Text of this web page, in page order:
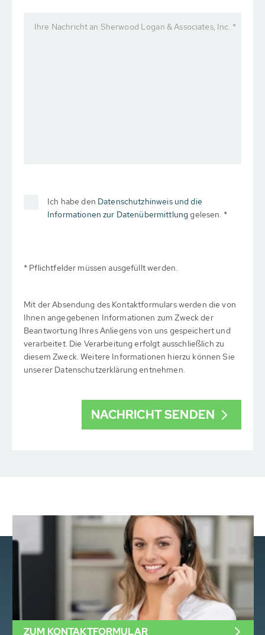
Ihre Nachricht an Sherwood Logan & Associates, Inc. *
Ich habe den Datenschutzhinweis und die
Informationen zur Datenübermittlunggelesen. *
* Pflichtfelder müssen ausgefüllt werden.
Mit der Absendung des Kontaktformulars werden die von
Ihnen angegebenen Informationen zum Zweck der
Beantwortung Ihres Anliegens von uns gespeichert und
verarbeitet. Die Verarbeitung erfolgt ausschließlich zu
diesem Zweck. Weitere Informationen hierzu können Sie
unserer Datenschutzerklärung entnehmen.
ZUM KONTAKTFORMULAR